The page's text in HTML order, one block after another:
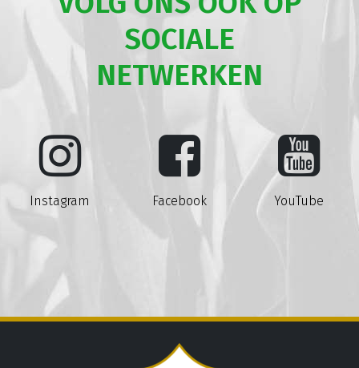
SOCIALE
NETWERKEN
Instagram Facebook YouTube